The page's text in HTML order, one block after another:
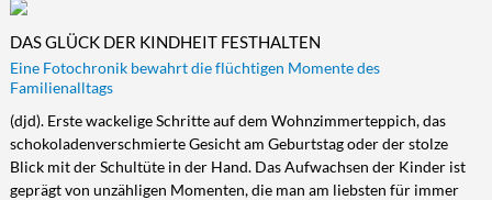
DAS GLÜCK DER KINDHEIT FESTHALTEN
Eine Fotochronik bewahrt die flüchtigen Momente des
Familienalltags
(djd). Erste wackelige Schritte auf dem Wohnzimmerteppich, das
schokoladenverschmierte Gesicht am Geburtstag oder der stolze
Blick mit der Schultüte in der Hand. Das Aufwachsen der Kinder ist
geprägt von unzähligen Momenten, die man am liebsten für immer